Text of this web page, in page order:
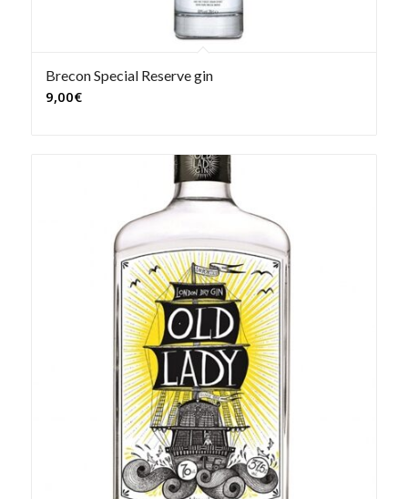
Brecon Special Reserve gin
9,00€